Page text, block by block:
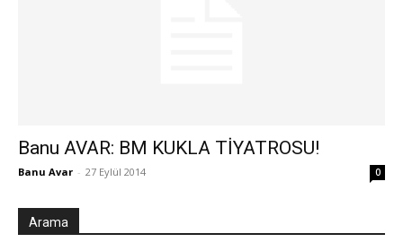
Banu AVAR: BM KUKLA TİYATROSU!
Banu Avar - 27 Eylül 2014 0
Arama